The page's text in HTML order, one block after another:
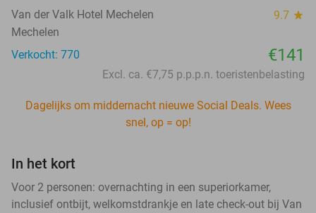
Van der Valk Hotel Mechelen 9.7 star
Mechelen
Verkocht: 770
€141
Excl. ca. €7,75 p.p.p.n. toeristenbelasting
Dagelijks om middernacht nieuwe Social Deals. Wees
snel, op = op!
In het kort
Voor 2 personen: overnachting in een superiorkamer,
inclusief ontbijt, welkomstdrankje en late check-out bij Van